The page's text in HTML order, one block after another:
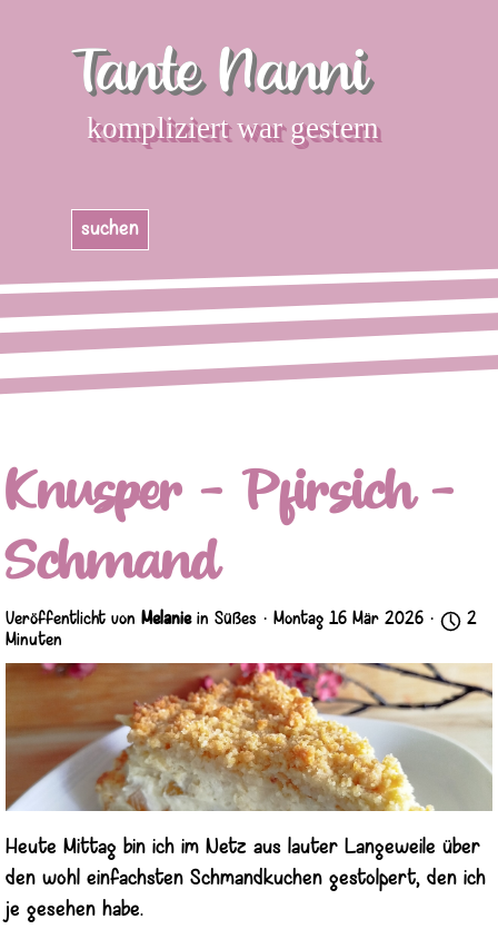
Tante Nanni
suchen
kompliziert war gestern
Menü überspringen
Knusper - Pfirsich -
Schmand
Veröffentlicht von Melaniein Süßes · Montag 16 Mär 2026 ·
2
Minuten
Heute Mittag bin ich im Netz aus lauter Langeweile über
den wohl einfachsten Schmandkuchen gestolpert, den ich
je gesehen habe.